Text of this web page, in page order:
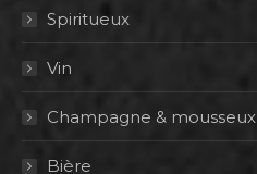
Spiritueux
Vin
Champagne & mousseux
Bière